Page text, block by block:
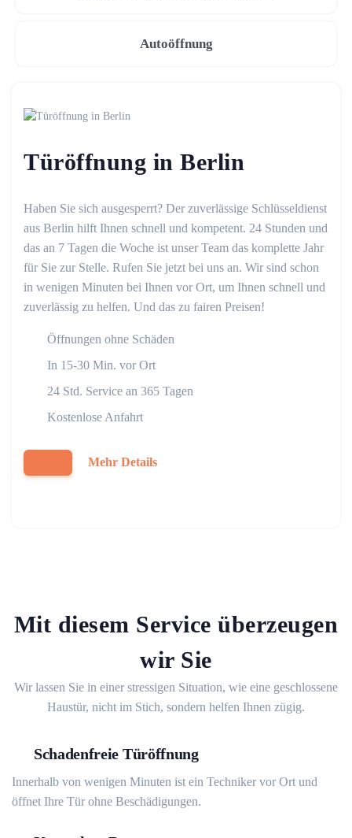
Autoöffnung
Türöffnung in Berlin
Haben Sie sich ausgesperrt? Der zuverlässige Schlüsseldienst
aus Berlin hilft Ihnen schnell und kompetent. 24 Stunden und
das an 7 Tagen die Woche ist unser Team das komplette Jahr
für Sie zur Stelle. Rufen Sie jetzt bei uns an. Wir sind schon
in wenigen Minuten bei Ihnen vor Ort, um Ihnen schnell und
zuverlässig zu helfen. Und das zu fairen Preisen!
Öffnungen ohne Schäden
In 15-30 Min. vor Ort
24 Std. Service an 365 Tagen
Kostenlose Anfahrt
Mehr Details
Mit diesem Service überzeugen
wir Sie
Wir lassen Sie in einer stressigen Situation, wie eine geschlossene
Haustür, nicht im Stich, sondern helfen Ihnen zügig.
Schadenfreie Türöffnung
Innerhalb von wenigen Minuten ist ein Techniker vor Ort und
öffnet Ihre Tür ohne Beschädigungen.